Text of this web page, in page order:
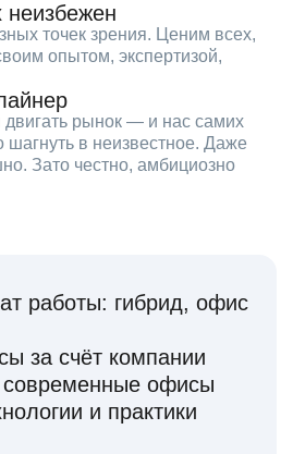
точек зрения. Ценим всех,
опытом, экспертизой,
двигать рынок — и нас самих
шагнуть в неизвестное. Даже
Зато честно, амбициозно
работы: гибрид, офис
за счёт компании
офисы
и практики